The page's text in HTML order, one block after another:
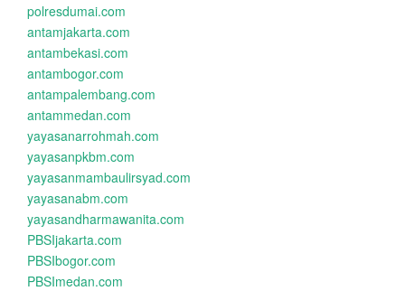
polresdumai.com
antamjakarta.com
antambekasi.com
antambogor.com
antampalembang.com
antammedan.com
yayasanarrohmah.com
yayasanpkbm.com
yayasanmambaulirsyad.com
yayasanabm.com
yayasandharmawanita.com
PBSIjakarta.com
PBSIbogor.com
PBSImedan.com